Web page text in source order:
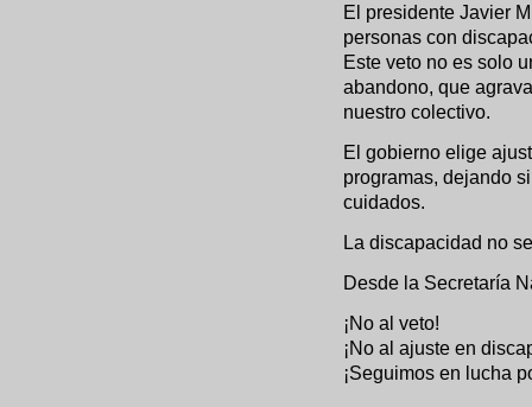
El presidente Javier
personas con
Este veto no es solo
abandono, que
nuestro colectivo.
El gobierno elige
programas, dejando
cuidados.
La discapacidad no
Desde la Secretaría
¡No al veto!
¡No al ajuste en
¡Seguimos en lucha